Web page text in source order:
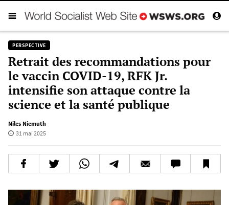
PERSPECTIVE
Retrait des recommandations pour
le vaccin COVID-19, RFK Jr.
intensifie son attaque contre la
science et la santé publique
Niles Niemuth
31 mai 2025